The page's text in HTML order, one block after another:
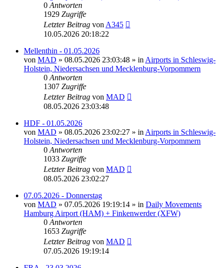
0 Antworten
1929 Zugriffe
Letzter Beitrag von A345
10.05.2026 20:18:22
Mellenthin - 01.05.2026
von MAD » 08.05.2026 23:03:48 » in Airports in Schleswig-
Holstein, Niedersachsen und Mecklenburg-Vorpommern
0 Antworten
1307 Zugriffe
Letzter Beitrag von MAD
08.05.2026 23:03:48
HDF - 01.05.2026
von MAD » 08.05.2026 23:02:27 » in Airports in Schleswig-
Holstein, Niedersachsen und Mecklenburg-Vorpommern
0 Antworten
1033 Zugriffe
Letzter Beitrag von MAD
08.05.2026 23:02:27
07.05.2026 - Donnerstag
von MAD » 07.05.2026 19:19:14 » in Daily Movements
Hamburg Airport (HAM) + Finkenwerder (XFW)
0 Antworten
1653 Zugriffe
Letzter Beitrag von MAD
07.05.2026 19:19:14